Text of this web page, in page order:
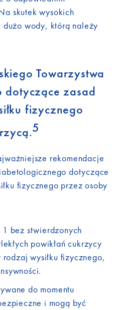
skutek wysokich
wody, którą należy
Towarzystwa
dotyczące zasad
fizycznego
5
rekomendacje
dotyczące
fizycznego przez osoby
bez stwierdzonych
powikłań cukrzycy
wysiłku fizycznego,
do momentu
i mogą być